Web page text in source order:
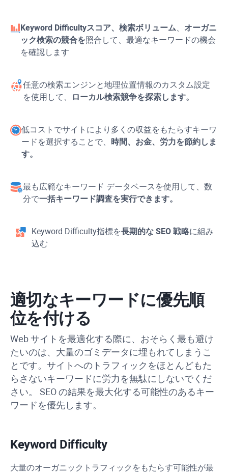
Keyword Difficultyスコア、検索ボリューム
オーガニ
ック検索の競合を照合して、最適なキーワードの機会
を確認します
任意の検索エンジンと地理位置情報のカスタム設定
を使用して、
ローカル検索競争を探索します。
低コストでサイトにより多くの収益をもたらすキーワ
ードを選択することで、 時間、お金、労力を節約しま
す。
最も広範なキーワード データベースを使用して、数
分で一括キーワード調査を実行できます。
Keyword Difficulty指標を長期的な SEO 戦略に組み
込む
適切なキーワードに優先順
位を付ける
Web サイトを最適化する際に、おそらく最も避け
たいのは、大量のゴミデータに埋もれてしまうこ
とです。サイトへのトラフィックをほとんどもた
らさないキーワードに労力を無駄にしないでくだ
さい。 SEO の結果を最大化する可能性のあるキー
ワードを優先します。
Keyword Difficulty
大量のオーガニックトラフィックをもたらす可能性が最